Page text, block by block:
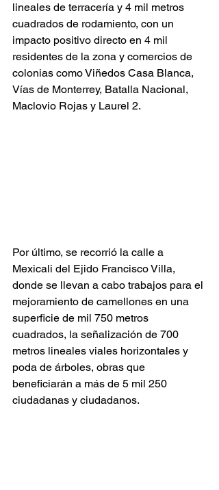
lineales de terracería y 4 mil metros
cuadrados de rodamiento, con un
impacto positivo directo en 4 mil
residentes de la zona y comercios de
colonias como Viñedos Casa Blanca,
Vías de Monterrey, Batalla Nacional,
Maclovio Rojas y Laurel 2.
Por último, se recorrió la calle a
Mexicali del Ejido Francisco Villa,
donde se llevan a cabo trabajos para el
mejoramiento de camellones en una
superficie de mil 750 metros
cuadrados, la señalización de 700
metros lineales viales horizontales y
poda de árboles, obras que
beneficiarán a más de 5 mil 250
ciudadanas y ciudadanos.